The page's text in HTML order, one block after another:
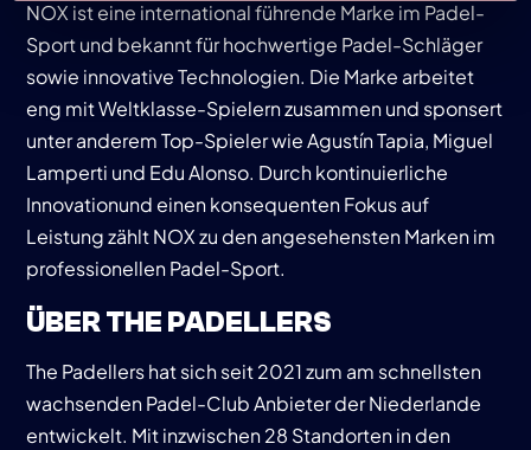
NOX ist eine international führende Marke im Padel-
Sport und bekannt für hochwertige Padel-Schläger
sowie innovative Technologien. Die Marke arbeitet
eng mit Weltklasse-Spielern zusammen und sponsert
unter anderem Top-Spieler wie Agustín Tapia, Miguel
Lamperti und Edu Alonso. Durch kontinuierliche
Innovationund einen konsequenten Fokus auf
Leistung zählt NOX zu den angesehensten Marken im
professionellen Padel-Sport.
ÜBER THE PADELLERS
The Padellers hat sich seit 2021 zum am schnellsten
wachsenden Padel-Club Anbieter der Niederlande
entwickelt. Mit inzwischen 28 Standorten in den